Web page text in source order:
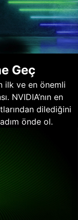
Geç
ilk ve en önemli
NVIDIA’nın en
dilediğini
önde ol.